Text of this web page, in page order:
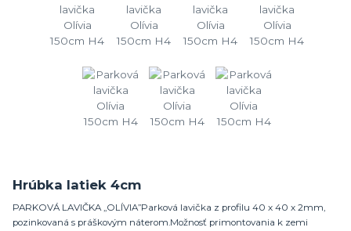
Hrúbka latiek 4cm
PARKOVÁ LAVIČKA „OLÍVIA”Parková lavička z profilu 40 x 40 x 2mm,
pozinkovaná s práškovým náterom.Možnosť primontovania k zemi